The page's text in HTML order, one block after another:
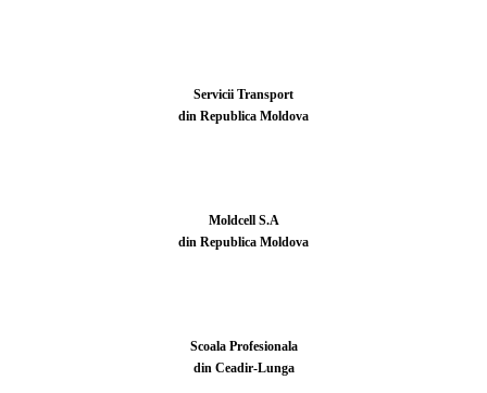
Servicii Transport
din Republica Moldova
Moldcell S.A
din Republica Moldova
Scoala Profesionala
din Ceadir-Lunga